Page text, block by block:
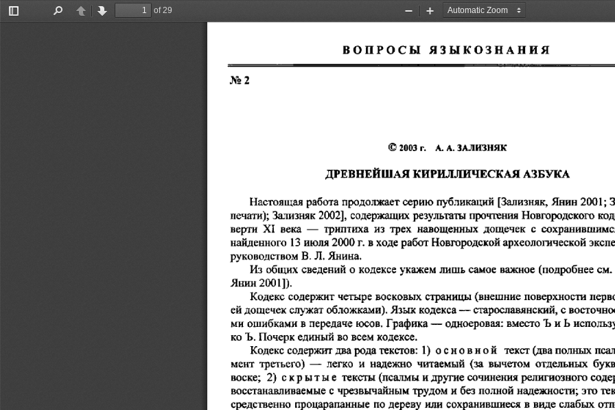
Toggle
PreviousNext
of 29
Zoom
Zoom
ВОПРОСЫ   ЯЗЫКОЗНАНИЯ
No  2
©  2003
  г.
   А. А.
ЗАЛИЗНЯК
ДРЕВНЕЙШАЯ КИРИЛЛИЧЕСКАЯ АЗБУКА
Настоящая работа продолжает серию публикаций
  [Зализняк,
Янин 2001;
печати);
  Зализняк 2002],  содержащих  результаты  прочтения
Новгородского
верти
  XI
века
  —
  триптиха
  из
трех
  навощенных
  дощечек
  с
найденного
  13
июля 2000 г. в ходе работ Новгородской археологической
руководством В. Л. Янина.
Из
  общих  сведений
о кодексе укажем лишь
  самое важное
(подробнее
  см.
Янин
  2001]).
Кодекс  содержит  четыре  восковых
страницы  (внешние поверхности
ей дощечек
  служат
  обложками).
Язык  кодекса — старославянский, с
ми
  ошибками
в передаче юсов. Графика — одноеровая: вместо Ъ и Ь
ко Ъ. Почерк единый во всем кодексе.
Кодекс содержит два рода
  текстов:
1) основной   текст (два полных
мент  третьего)
  —
  легко
  и
надежно  читаемый
  (за
  вычетом
  отдельных
воске;
  2)
скрытые   тексты (псалмы и другие  сочинения религиозного
восстанавливаемые с чрезвычайным трудом и без полной надежности; это
средственно
  процарапанные
  по
дереву
  или
сохранившиеся в виде  слабых